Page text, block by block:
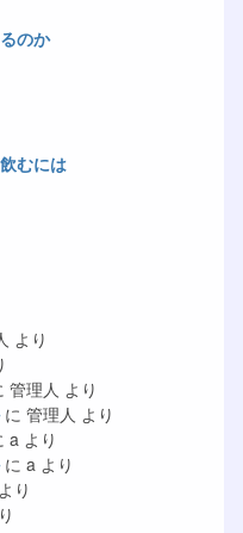
のか
むには
より
管理人 より
に 管理人 より
a より
に a より
より